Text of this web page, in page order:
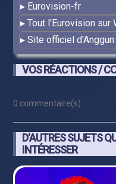
Eurovision-fr
Tout l'Eurovision sur
Site officiel d'Anggun
VOS RÉACTIONS /
0 commentaire(s)
D'AUTRES SUJETS
INTÉRESSER